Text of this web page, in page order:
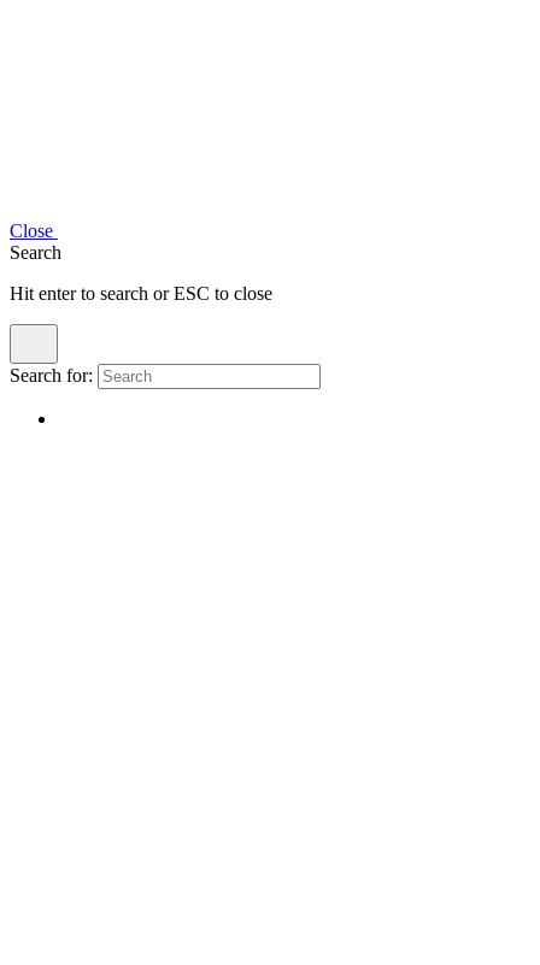
Close
Search
Hit enter to search or ESC to close
Search for: